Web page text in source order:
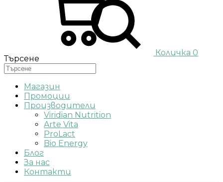
Количка 0
Търсене
Магазин
Промоции
Производители
Viridian Nutrition
Arte Vita
ProLact
Bio Energy
Блог
За нас
Контакти